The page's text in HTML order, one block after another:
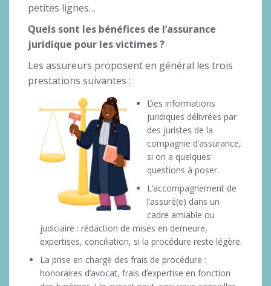
petites lignes…
Quels sont les bénéfices de l’assurance
juridique pour les victimes ?
Les assureurs proposent en général les trois
prestations suivantes :
Des informations
juridiques délivrées par
des juristes de la
compagnie d’assurance,
si on a quelques
questions à poser.
L’accompagnement de
l’assuré(e) dans un
cadre amiable ou
judiciaire : rédaction de mises en demeure,
expertises, conciliation, si la procédure reste légère.
La prise en charge des frais de procédure :
honoraires d’avocat, frais d’expertise en fonction